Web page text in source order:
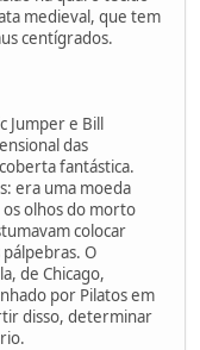
medieval, que tem
centígrados.
Jumper e Bill
das
fantástica.
era uma moeda
olhos do morto
colocar
O
de Chicago,
por Pilatos em
disso, determinar